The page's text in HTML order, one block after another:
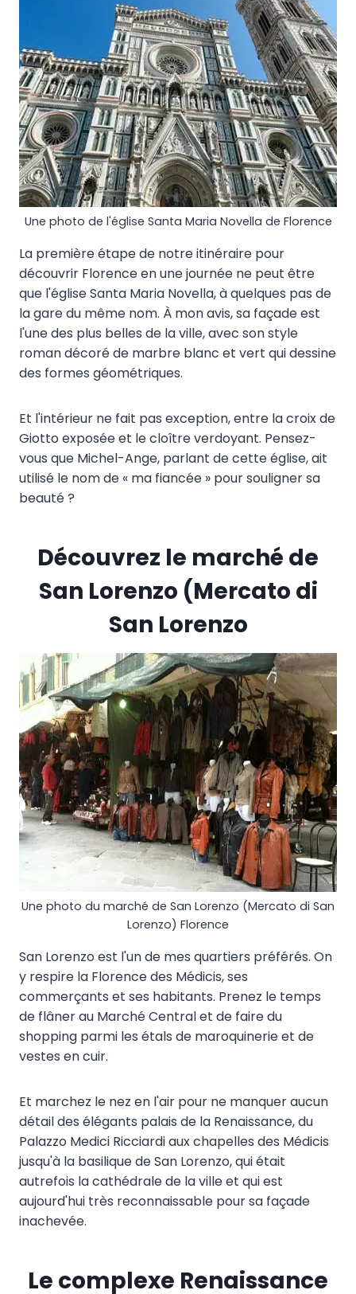
Une photo de l'église Santa Maria Novella de Florence
La première étape de notre itinéraire pour
découvrir Florence en une journée ne peut être
que l'église Santa Maria Novella, à quelques pas de
la gare du même nom. À mon avis, sa façade est
l'une des plus belles de la ville, avec son style
roman décoré de marbre blanc et vert qui dessine
des formes géométriques.
Et l'intérieur ne fait pas exception, entre la croix de
Giotto exposée et le cloître verdoyant. Pensez-
vous que Michel-Ange, parlant de cette église, ait
utilisé le nom de « ma fiancée » pour souligner sa
beauté ?
Découvrez le marché de
San Lorenzo (Mercato di
San Lorenzo
Une photo du marché de San Lorenzo (Mercato di San
Lorenzo) Florence
San Lorenzo est l'un de mes quartiers préférés. On
y respire la Florence des Médicis, ses
commerçants et ses habitants. Prenez le temps
de flâner au Marché Central et de faire du
shopping parmi les étals de maroquinerie et de
vestes en cuir.
Et marchez le nez en l'air pour ne manquer aucun
détail des élégants palais de la Renaissance, du
Palazzo Medici Ricciardi aux chapelles des Médicis
jusqu'à la basilique de San Lorenzo, qui était
autrefois la cathédrale de la ville et qui est
aujourd'hui très reconnaissable pour sa façade
inachevée.
Le complexe Renaissance